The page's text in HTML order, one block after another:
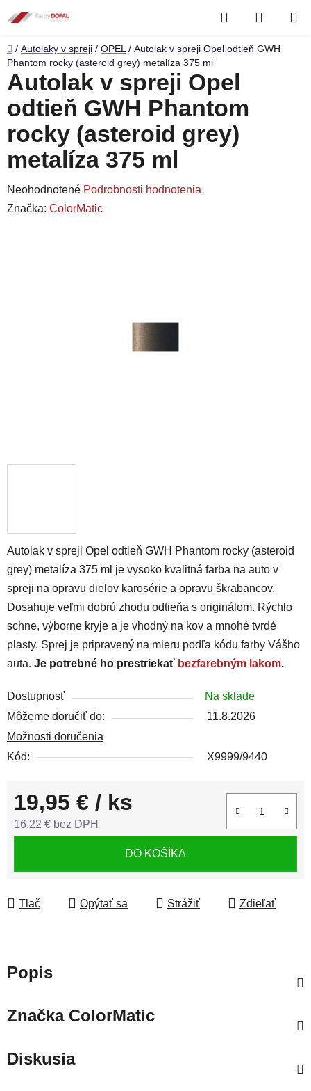
na
obsah
Hľadať
KOŠÍK
Domov
/ Autolaky v spreji / OPEL / Autolak v spreji Opel odtieň GWH
Phantom rocky (asteroid grey) metalíza 375 ml
Autolak v spreji Opel odtieň GWH Phantom rocky (asteroid
grey) metalíza 375 ml je vysoko kvalitná farba na auto v
spreji na opravu dielov karosérie a opravu škrabancov.
Dosahuje veľmi dobrú zhodu odtieňa s originálom. Rýchlo
schne, výborne kryje a je vhodný na kov a mnohé tvrdé
plasty. Sprej je pripravený na mieru podľa kódu farby Vášho
auta. Je potrebné ho prestriekať bezfarebným lakom.
Dostupnosť
Na sklade
Môžeme doručiť do:
11.8.2026
Možnosti doručenia
Kód:
X9999/9440
19,95 € / ks
16,22 € bez DPH
DO KOŠÍKA
Tlač Opýtať sa Strážiť Zdieľať
Autolak v spreji Opel
odtieň GWH Phantom
rocky (asteroid grey)
metalíza 375 ml
Priemerné
hodnotenie
Neohodnotené Podrobnosti hodnotenia
Značka: ColorMatic
Popis
ZnačkaColorMatic
Diskusia